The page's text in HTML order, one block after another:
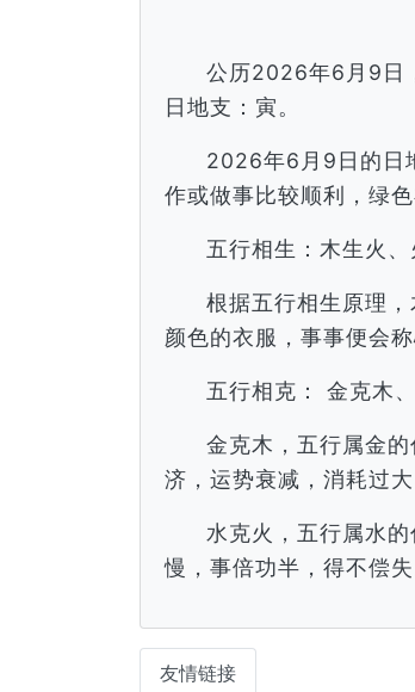
公历2026年6月9日
日地支：寅。
2026年6月9日的日
作或做事比较顺利，绿
五行相生：木生火
根据五行相生原理
颜色的衣服，事事便会
五行相克： 金克木
金克木，五行属金
济，运势衰减，消耗过
水克火，五行属水
慢，事倍功半，得不偿失
友情链接